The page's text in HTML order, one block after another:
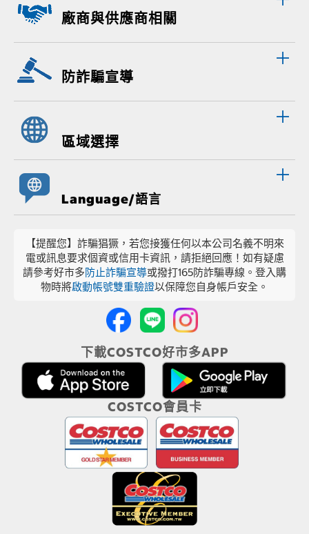
廠商與供應商相關
防詐騙宣導
區域選擇
Language/語言
【提醒您】詐騙猖獗，若您接獲任何以本公司名義不明來
電或訊息要求個資或信用卡資訊，請拒絕回應！如有疑慮
請參考好市多防止詐騙宣導或撥打165防詐騙專線。登入購
物時將啟動帳號雙重驗證以保障您自身帳戶安全。
下載COSTCO好市多APP
COSTCO會員卡